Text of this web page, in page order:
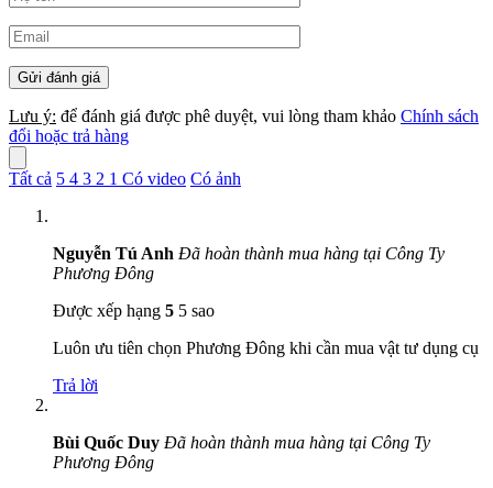
Lưu ý: để đánh giá được phê duyệt, vui lòng tham khảo Chính sách
đổi hoặc trả hàng
Tất cả 5 4 3 2 1 Có video Có ảnh
Nguyễn Tú Anh Đã hoàn thành mua hàng tại Công Ty
Phương Đông
Được xếp hạng 5 5 sao
Luôn ưu tiên chọn Phương Đông khi cần mua vật tư dụng cụ
Trả lời
Bùi Quốc Duy Đã hoàn thành mua hàng tại Công Ty
Phương Đông